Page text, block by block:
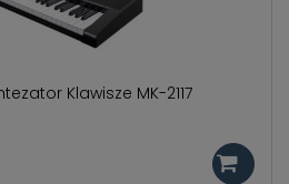
Klawisze MK-2117